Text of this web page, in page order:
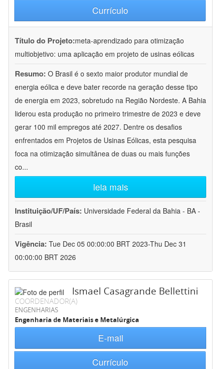
Currículo
Título do Projeto:meta-aprendizado para otimização
multiobjetivo: uma aplicação em projeto de usinas eólicas
Resumo: O Brasil é o sexto maior produtor mundial de
energia eólica e deve bater recorde na geração desse tipo
de energia em 2023, sobretudo na Região Nordeste. A Bahia
liderou esta produção no primeiro trimestre de 2023 e deve
gerar 100 mil empregos até 2027. Dentre os desafios
enfrentados em Projetos de Usinas Eólicas, esta pesquisa
foca na otimização simultânea de duas ou mais funções
co...
leia mais
Instituição/UF/País: Universidade Federal da Bahia - BA -
Brasil
Vigência: Tue Dec 05 00:00:00 BRT 2023-Thu Dec 31
00:00:00 BRT 2026
Ismael Casagrande Bellettini
COORDENADOR(A)
ENGENHARIAS
Engenharia de Materiais e Metalúrgica
E-mail
Currículo